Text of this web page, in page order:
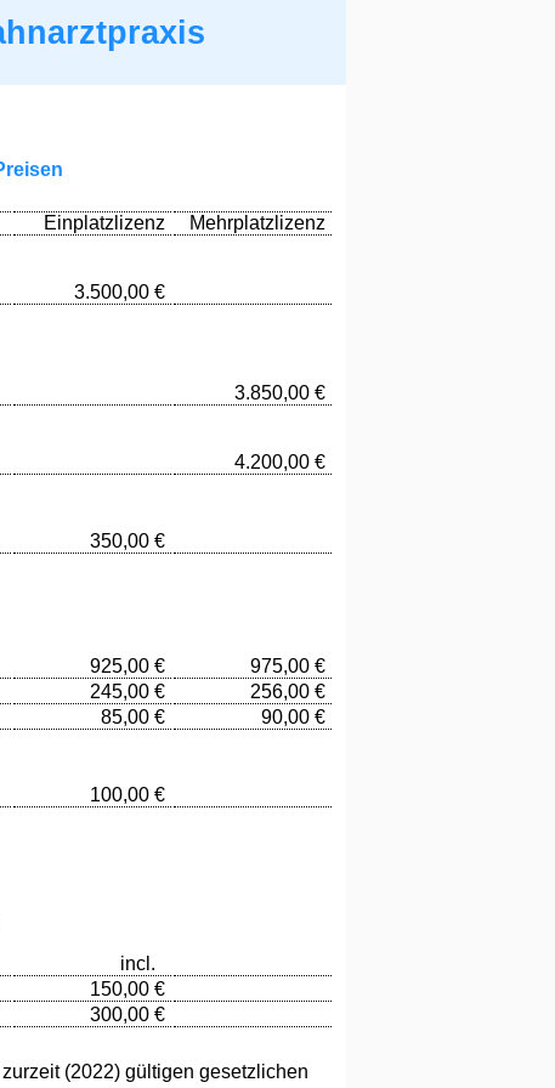
Einplatzlizenz
Mehrplatzlizenz
3.500,00 €
3.850,00 €
4.200,00 €
350,00 €
925,00 €
975,00 €
245,00 €
256,00 €
85,00 € 90,00 €
100,00 €
incl.
150,00 €
300,00 €
(2022) gültigen gesetzlichen